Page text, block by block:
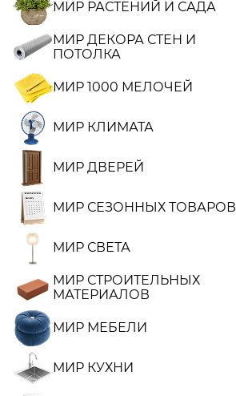
МИР РАСТЕНИЙ И САДА
МИР ДЕКОРА СТЕН И
ПОТОЛКА
МИР 1000 МЕЛОЧЕЙ
МИР КЛИМАТА
МИР ДВЕРЕЙ
МИР СЕЗОННЫХ ТОВАРОВ
МИР СВЕТА
МИР СТРОИТЕЛЬНЫХ
МАТЕРИАЛОВ
МИР МЕБЕЛИ
МИР КУХНИ